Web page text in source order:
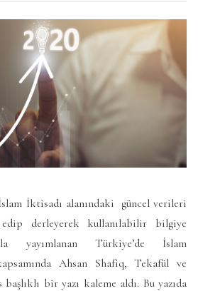
İktisadı alanındaki güncel verileri
edip derleyerek kullanılabilir bilgiye
yayımlanan Türkiye’de İslam
Ahsan Shafiq, Tekafül ve
bir yazı kaleme aldı. Bu yazıda